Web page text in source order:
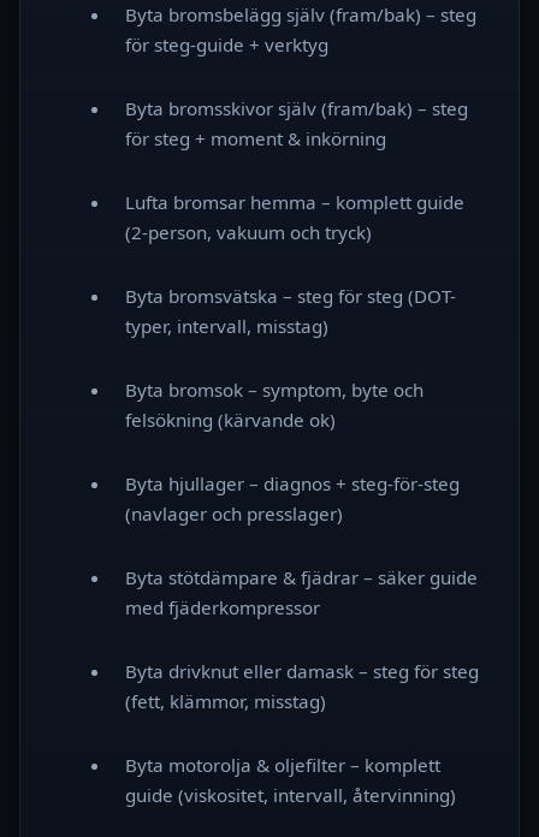
Byta bromsbelägg själv (fram/bak) – steg
för steg-guide + verktyg
Byta bromsskivor själv (fram/bak) – steg
för steg + moment & inkörning
Lufta bromsar hemma – komplett guide
(2‑person, vakuum och tryck)
Byta bromsvätska – steg för steg (DOT-
typer, intervall, misstag)
Byta bromsok – symptom, byte och
felsökning (kärvande ok)
Byta hjullager – diagnos + steg-för-steg
(navlager och presslager)
Byta stötdämpare & fjädrar – säker guide
med fjäderkompressor
Byta drivknut eller damask – steg för steg
(fett, klämmor, misstag)
Byta motorolja & oljefilter – komplett
guide (viskositet, intervall, återvinning)